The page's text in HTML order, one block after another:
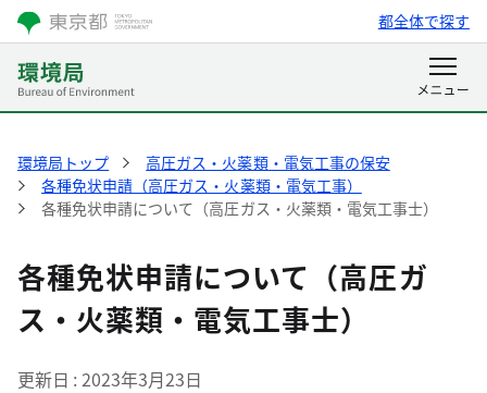
都全体で探す
環境局トップ
高圧ガス・火薬類・電気工事の保安
各種免状申請（高圧ガス・火薬類・電気工事）
各種免状申請について（高圧ガス・火薬類・電気工事士）
各種免状申請について（高圧ガ
ス・火薬類・電気工事士）
更新日 2023年3月23日